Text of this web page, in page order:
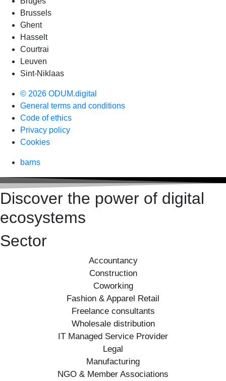
Brussels
Ghent
Hasselt
Courtrai
Leuven
Sint-Niklaas
© 2026 ODUM.digital
General terms and conditions
Code of ethics
Privacy policy
Cookies
barns
Discover the power of digital
ecosystems
Sector
Accountancy
Construction
Coworking
Fashion & Apparel Retail
Freelance consultants
Wholesale distribution
IT Managed Service Provider
Legal
Manufacturing
NGO & Member Associations